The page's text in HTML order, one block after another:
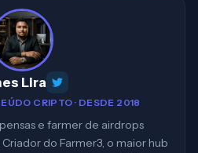
Lira
CRIPTO · DESDE 2018
e farmer de airdrops
do Farmer3, o maior hub